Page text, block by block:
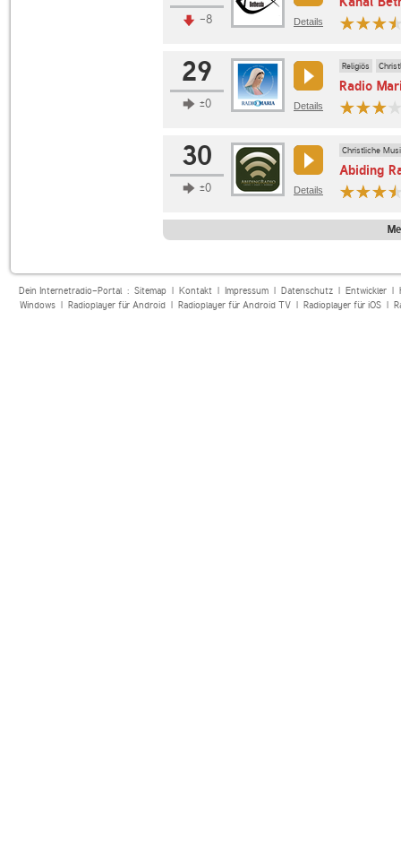
-8 Details
29
±0 Details
Religiös
Radio
30
±0 Details
Christliche
Abiding
Dein Internetradio-Portal : Sitemap| Kontakt| Impressum| Datenschutz| Entwickler|
Windows| Radioplayer für Android| Radioplayer für Android TV| Radioplayer für iOS|